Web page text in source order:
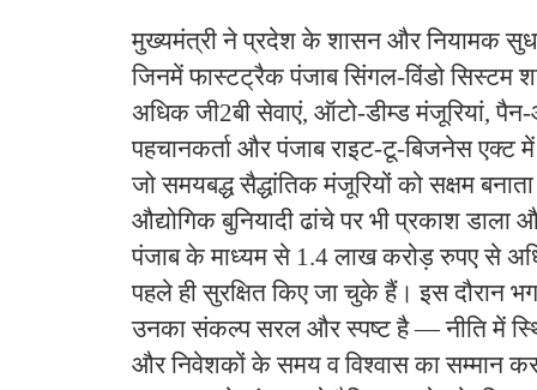
मुख्यमंत्री ने प्रदेश के शासन और नियामक
जिनमें फास्टट्रैक पंजाब सिंगल-विंडो सिस्टम
अधिक जी2बी सेवाएं, ऑटो-डीम्ड मंजूरियां,
पहचानकर्ता और पंजाब राइट-टू-बिजनेस एक्ट
जो समयबद्ध सैद्धांतिक मंजूरियों को सक्षम
औद्योगिक बुनियादी ढांचे पर भी प्रकाश डाला
पंजाब के माध्यम से 1.4 लाख करोड़ रुपए से
पहले ही सुरक्षित किए जा चुके हैं। इस दौरान
उनका संकल्प सरल और स्पष्ट है — नीति में
और निवेशकों के समय व विश्वास का सम्मान